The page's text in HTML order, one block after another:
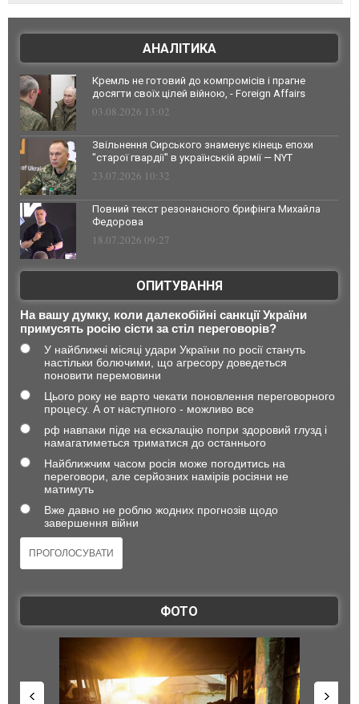
АНАЛІТИКА
Кремль не готовий до компромісів і прагне
досягти своїх цілей війною, - Foreign Affairs
03.08.2026 13:02
Звільнення Сирського знаменує кінець епохи
"старої гвардії" в українській армії — NYT
23.07.2026 10:32
Повний текст резонансного брифінга Михайла
Федорова
18.07.2026 09:27
ОПИТУВАННЯ
На вашу думку, коли далекобійні санкції України
примусять росію сісти за стіл переговорів?
У найближчі місяці удари України по росії стануть
настільки болючими, що агресору доведеться
поновити перемовини
Цього року не варто чекати поновлення переговорного
процесу. А от наступного - можливо все
рф навпаки піде на ескалацію попри здоровий глузд і
намагатиметься триматися до останнього
Найближчим часом росія може погодитись на
переговори, але серйозних намірів росіяни не
матимуть
Вже давно не роблю жодних прогнозів щодо
завершення війни
ФОТО